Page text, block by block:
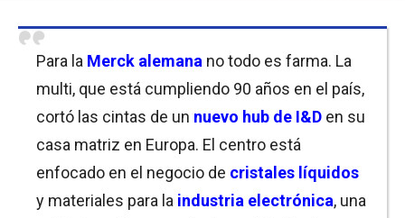
Para la Merck alemana no todo es farma. La
multi, que está cumpliendo 90 años en el país,
cortó las cintas de un nuevo hub de I&D en su
casa matriz en Europa. El centro está
enfocado en el negocio de cristales líquidos
y materiales para la industria electrónica, una